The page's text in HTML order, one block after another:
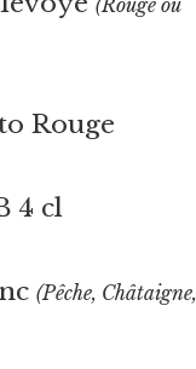
(Rouge ou
Rouge
4 cl
(Pêche, Châtaigne,